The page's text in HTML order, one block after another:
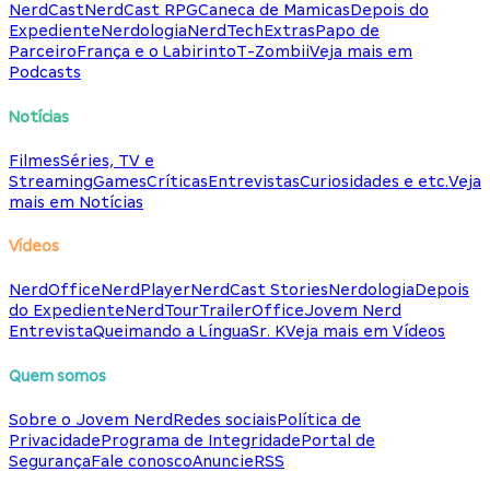
NerdCastNerdCast RPGCaneca de MamicasDepois do
ExpedienteNerdologiaNerdTechExtrasPapo de
ParceiroFrança e o LabirintoT-ZombiiVeja mais em
Podcasts
Notícias
FilmesSéries, TV e
StreamingGamesCríticasEntrevistasCuriosidades e etc.Veja
mais em Notícias
Vídeos
NerdOfficeNerdPlayerNerdCast StoriesNerdologiaDepois
do ExpedienteNerdTourTrailerOfficeJovem Nerd
EntrevistaQueimando a LínguaSr. KVeja mais em Vídeos
Quem somos
Sobre o Jovem NerdRedes sociaisPolítica de
PrivacidadePrograma de IntegridadePortal de
SegurançaFale conoscoAnuncieRSS